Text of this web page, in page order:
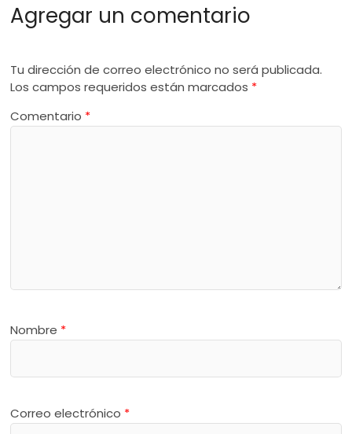
Agregar un comentario
Tu dirección de correo electrónico no será publicada.
Los campos requeridos están marcados *
Comentario *
Nombre *
Correo electrónico *